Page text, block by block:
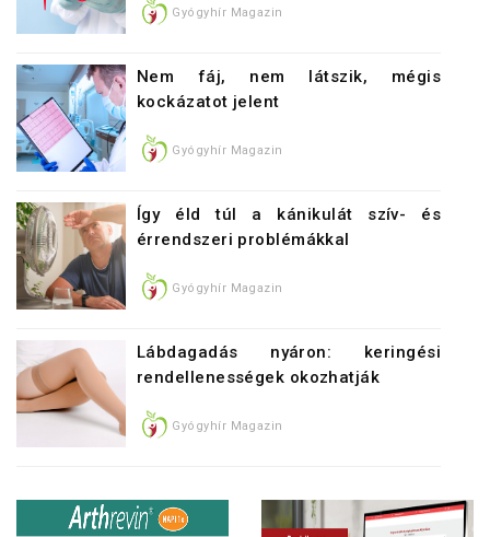
Gyógyhír Magazin
Nem fáj, nem látszik, mégis
kockázatot jelent
Gyógyhír Magazin
Így éld túl a kánikulát szív- és
érrendszeri problémákkal
Gyógyhír Magazin
Lábdagadás nyáron: keringési
rendellenességek okozhatják
Gyógyhír Magazin